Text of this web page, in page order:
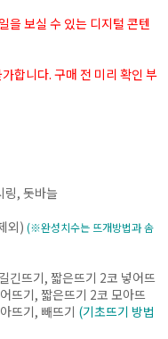
을 보실 수 있는 디지털 콘텐
합니다. 구매 전 미리 확인 부
링, 돗바늘
외) (※완성치수는 뜨개방법과 솜
긴뜨기, 짧은뜨기 2코 넣어뜨
뜨기, 짧은뜨기 2코 모아뜨
뜨기, 빼뜨기 (기초뜨기 방법